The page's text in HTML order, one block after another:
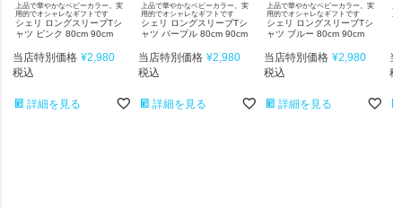
上品で華やかなベビーカラー。実
用的でオシャレなギフトです
シェリ ロングスリーブTシ
ャツ ピンク 80cm 90cm
当店特別価格 ¥2,980
税込
詳細を見る
上品で華やかなベビーカラー。実
用的でオシャレなギフトです
シェリ ロングスリーブTシ
ャツ パープル 80cm 90cm
当店特別価格 ¥2,980
税込
詳細を見る
上品で華やかなベビーカラー。実
用的でオシャレなギフトです
シェリ ロングスリーブTシ
ャツ ブルー 80cm 90cm
当店特別価格 ¥2,980
税込
詳細を見る
上
税